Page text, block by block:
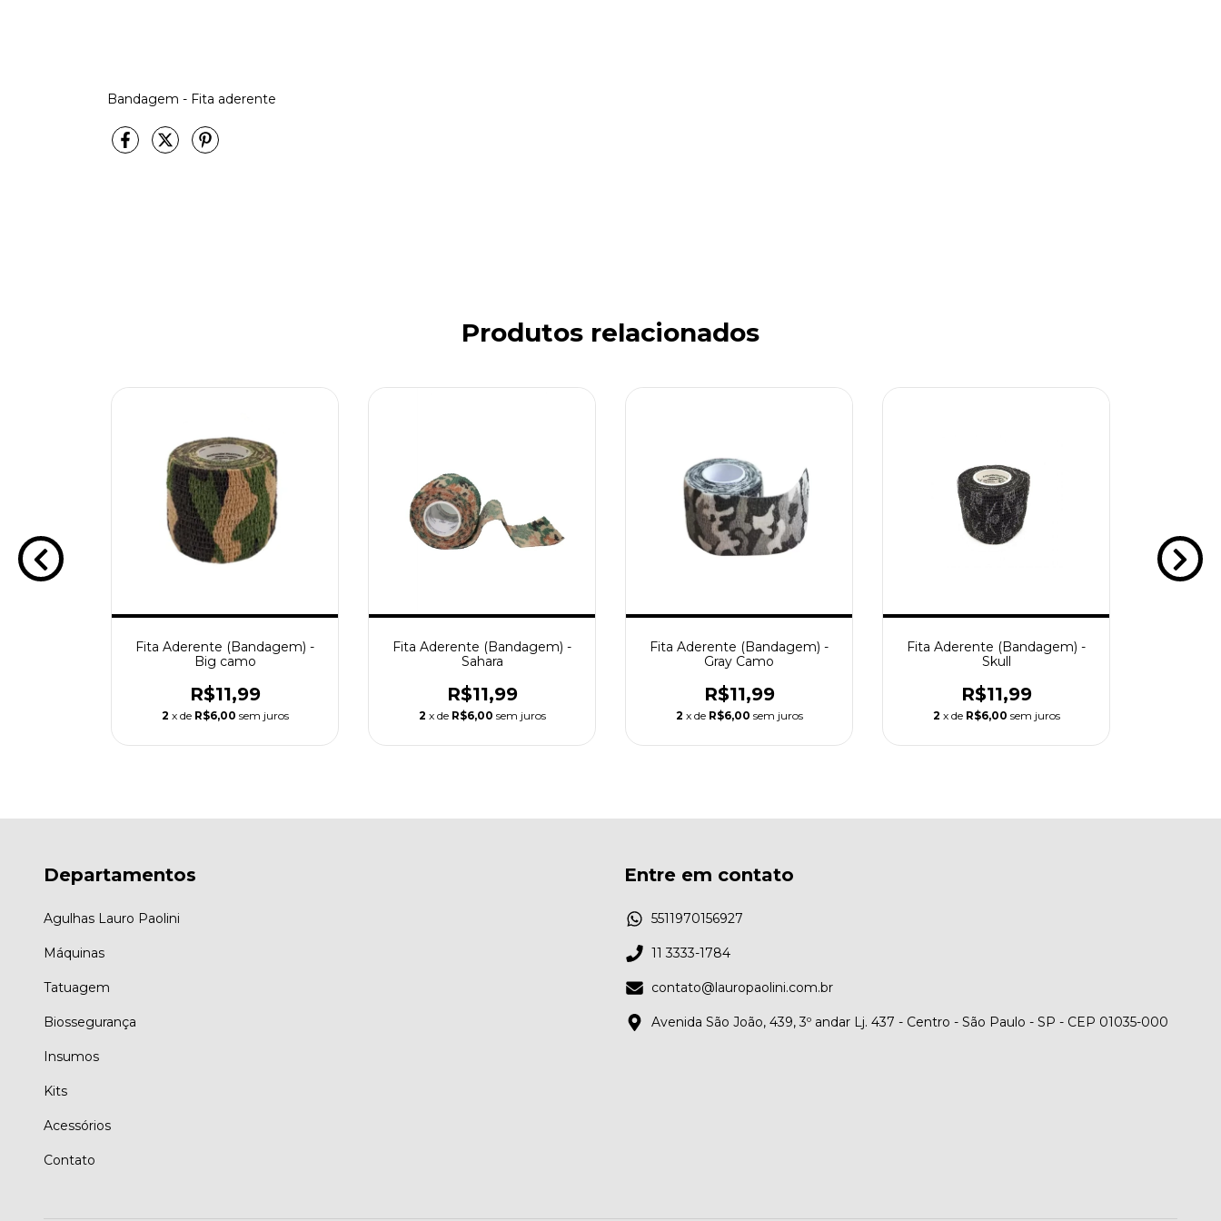
Bandagem - Fita aderente
Produtos relacionados
Fita Aderente (Bandagem) -
Big camo
R$11,99
2 x de R$6,00 sem juros
Fita Aderente (Bandagem) -
Sahara
R$11,99
2 x de R$6,00 sem juros
Fita Aderente (Bandagem) -
Gray Camo
R$11,99
2 x de R$6,00 sem juros
Fita Aderente (Bandagem) -
Skull
R$11,99
2 x de R$6,00 sem juros
Departamentos
Agulhas Lauro Paolini
Máquinas
Tatuagem
Biossegurança
Insumos
Kits
Acessórios
Contato
Entre em contato
5511970156927
11 3333-1784
contato@lauropaolini.com.br
Avenida São João, 439, 3º andar Lj. 437 - Centro - São Paulo - SP - CEP 01035-000